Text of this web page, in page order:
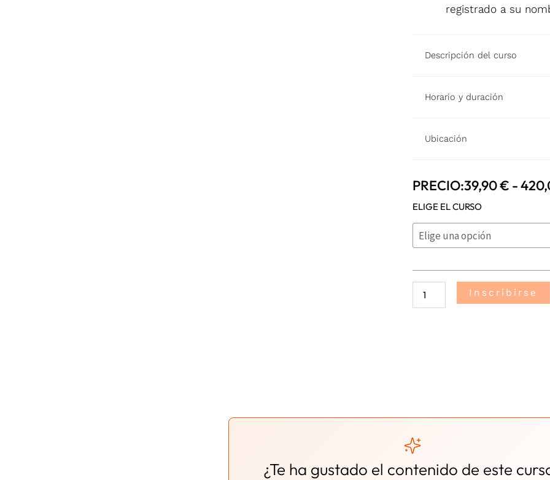
registrado a su
Descripción del curso
Horario y duración
Ubicación
PRECIO:39,90€ -
ELIGE EL CURSO
Vale
de
Formación
cantidad
Inscribirse
¿Te ha gustado el contenido de este